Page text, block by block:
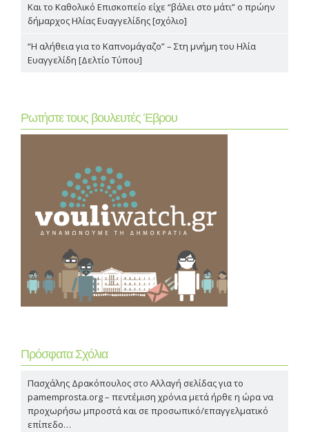
Και το Καθολικό Επισκοπείο είχε “βάλει στο μάτι” ο πρώην
δήμαρχος Ηλίας Ευαγγελίδης [σχόλιο]
“Η αλήθεια για το Καπνομάγαζο” – Στη μνήμη του Ηλία
Ευαγγελίδη [Δελτίο Τύπου]
Ρωτήστε τους βουλευτές Έβρου
Πρόσφατα Σχόλια
Πασχάλης Δρακόπουλος στο Αλλαγή σελίδας για το
pamemprosta.org – πεντέμιση χρόνια μετά ήρθε η ώρα να
προχωρήσω μπροστά και σε προσωπικό/επαγγελματικό
επίπεδο…